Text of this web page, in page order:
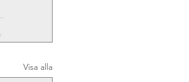
Visa alla